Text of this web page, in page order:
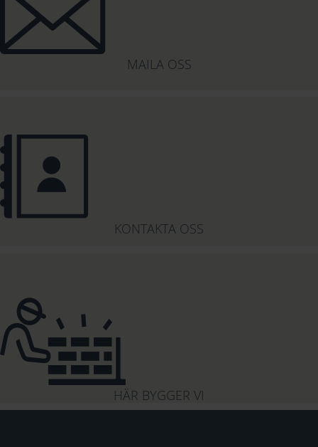
MAILA OSS
KONTAKTA OSS
HÄR BYGGER VI